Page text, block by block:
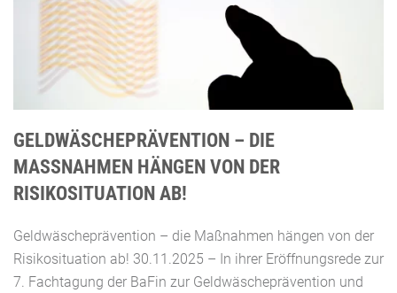
GELDWÄSCHEPRÄVENTION – DIE
MASSNAHMEN HÄNGEN VON DER R
ISIKOSITUATION AB!
Geldwäscheprävention – die Maßnahmen hängen von der
Risikosituation ab! 30.11.2025 – In ihrer Eröffnungsrede zur
7. Fachtagung der BaFin zur Geldwäscheprävention und